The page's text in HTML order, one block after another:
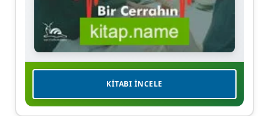
KITABI İNCELE